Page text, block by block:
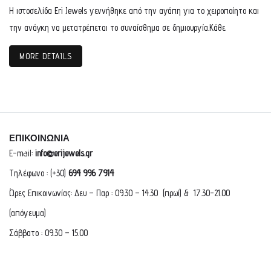
Η ιστοσελίδα Eri Jewels γεννήθηκε από την αγάπη για το χειροποίητο και
την ανάγκη να μετατρέπεται το συναίσθημα σε δημιουργία.Κάθε
MORE DETAILS
ΕΠΙΚΟΙΝΩΝΙΑ
E-mail: info@erijewels.gr
Τηλέφωνο : (+30) 694 996 7914
Ώρες Επικοινωνίας: Δευ – Παρ : 09.30 – 14.30 (πρωί) & 17.30-21.00
(απόγευμα)
Σάββατο : 09.30 – 15.00